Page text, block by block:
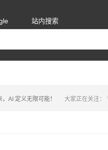
站内搜索
大家正在关注：
AI 定义无限可能！